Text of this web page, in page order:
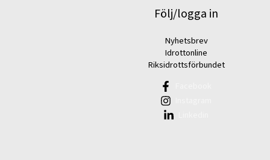
Följ/logga in
Nyhetsbrev
Idrottonline
Riksidrottsförbundet